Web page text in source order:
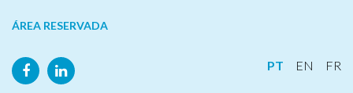
ÁREA RESERVADA
PT EN FR